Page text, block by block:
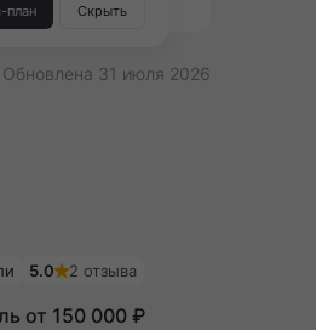
↓
Обновлена 31 июля 2026
5.0 2 отзыва
от 150 000 ₽
план Скрыть